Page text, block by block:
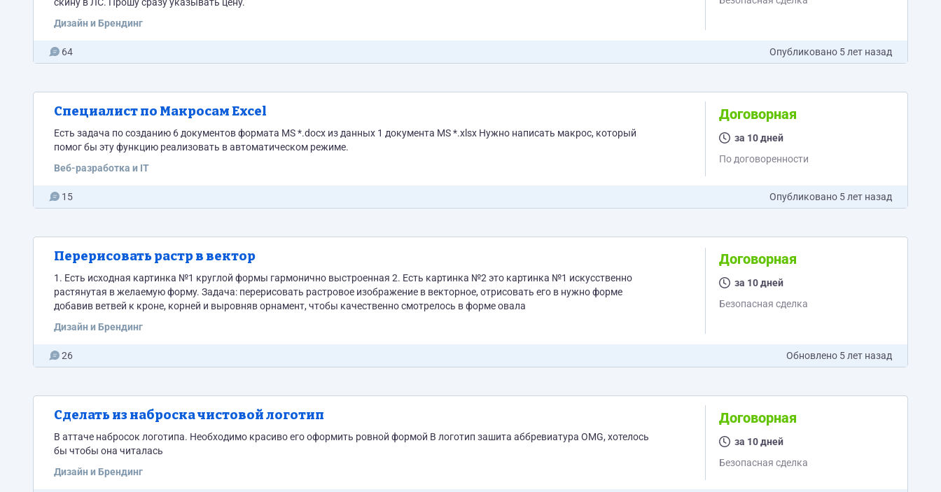
Дизайн и Брендинг
64 Опубликовано 5 лет назад
Специалист по Макросам Excel
Есть задача по созданию 6 документов формата MS *.docx из данных 1 документа MS *.xlsx Нужно написать макрос, который
помог бы эту функцию реализовать в автоматическом режиме.
Веб-разработка и IT
Договорная
за 10 дней
По договоренности
15 Опубликовано 5 лет назад
Перерисовать растр в вектор
1. Есть исходная картинка №1 круглой формы гармонично выстроенная 2. Есть картинка №2 это картинка №1 искусственно
растянутая в желаемую форму. Задача: перерисовать растровое изображение в векторное, отрисовать его в нужно форме
добавив ветвей к кроне, корней и выровняв орнамент, чтобы качественно смотрелось в форме овала
Дизайн и Брендинг
Договорная
за 10 дней
Безопасная сделка
26 Обновлено 5 лет назад
Сделать из наброска чистовой логотип
В аттаче набросок логотипа. Необходимо красиво его оформить ровной формой В логотип зашита аббревиатура OМG, хотелось
бы чтобы она читалась
Дизайн и Брендинг
Договорная
за 10 дней
Безопасная сделка